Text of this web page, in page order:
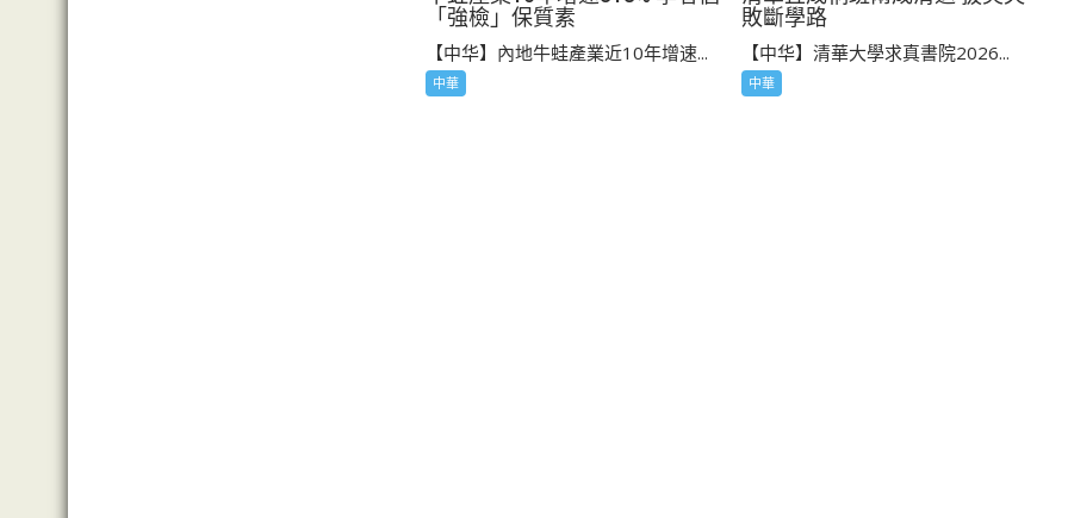
「強檢」保質素
【中华】內地牛蛙產業近10年增速...
中華
敗斷學路
【中华】清華大學求真書院2026...
中華